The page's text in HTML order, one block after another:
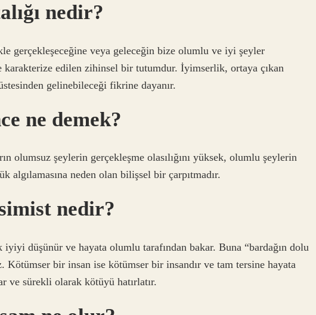
nedir?
gerçekleşeceğine veya geleceğin bize olumlu ve iyi şeyler
karakterize edilen zihinsel bir tutumdur. İyimserlik, ortaya çıkan
gelinebileceği fikrine dayanır.
ne demek?
olumsuz şeylerin gerçekleşme olasılığını yüksek, olumlu şeylerin
algılamasına neden olan bilişsel bir çarpıtmadır.
nedir?
düşünür ve hayata olumlu tarafından bakar. Buna “bardağın dolu
Kötümser bir insan ise kötümser bir insandır ve tam tersine hayata
ve sürekli olarak kötüyü hatırlatır.